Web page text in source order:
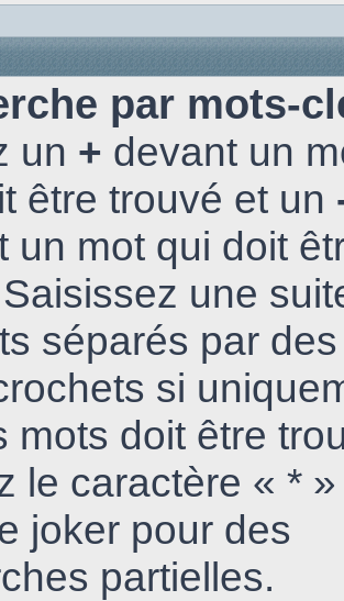
par mots-
un + devant un
être trouvé et un
un mot qui doit
une
séparés par
si
mots doit être
le caractère « * »
joker pour des
partielles.